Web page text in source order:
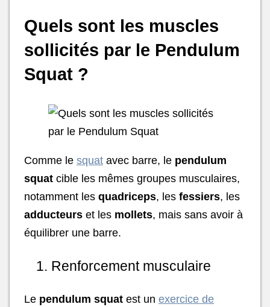
Quels sont les muscles
sollicités par le Pendulum
Squat ?
Comme le squat avec barre, le pendulum
squat cible les mêmes groupes musculaires,
notamment les quadriceps, les fessiers, les
adducteurs et les mollets, mais sans avoir à
équilibrer une barre.
1. Renforcement musculaire
Le pendulum squat est un exercice de